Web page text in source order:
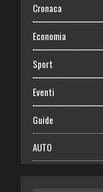
Cronaca
Economia
Sport
Eventi
Guide
AUTO